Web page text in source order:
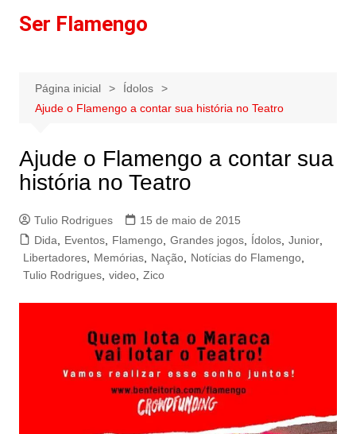
paraSer Flamengo
Página inicial
Ídolos
Ajude o Flamengo a contar sua história no Teatro
Ajude o Flamengo a contar sua
história no Teatro
Tulio Rodrigues
15 de maio de 2015
Dida
Eventos, Flamengo, Grandes jogos, Ídolos, Junior,
Libertadores, Memórias, Nação, Notícias do Flamengo,
Tulio Rodrigues, video, Zico